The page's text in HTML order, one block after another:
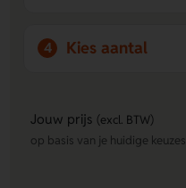
4 Kies aantal
Jouw prijs (excl. BTW)
op basis van je huidige keuzes